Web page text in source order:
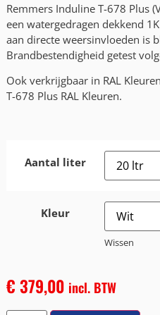
Remmers Induline T-678 Plus
een watergedragen dekkend
aan directe weersinvloeden is
Brandbestendigheid getest
Ook verkrijgbaar in RAL
T-678 Plus RAL Kleuren.
Aantal liter
Kleur
Wissen
€ 379,00 incl. BTW